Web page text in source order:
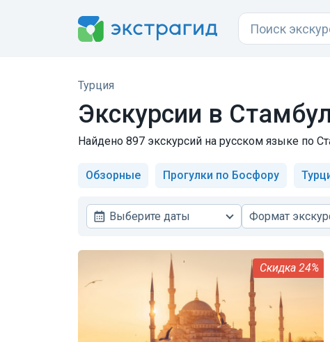
Турция
Экскурсии в
Найдено 897 экскурсий на русском языке по
Обзорные Прогулки по Босфору
Выберите даты Формат
24%